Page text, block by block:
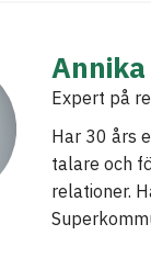
Expert på
Har 30 års
talare och
relationer.